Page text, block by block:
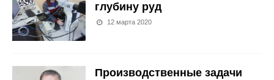
глубину руд
12 марта 2020
Производственные задачи